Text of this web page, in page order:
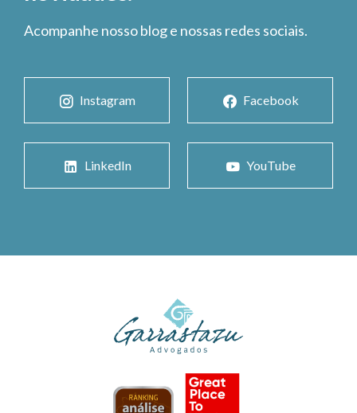
Acompanhe nosso blog e nossas redes sociais.
Instagram Facebook
LinkedIn YouTube